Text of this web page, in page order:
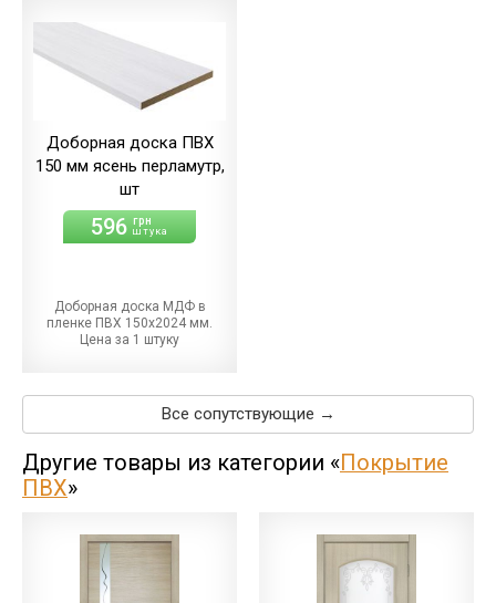
Доборная доска ПВХ
150 мм ясень перламутр,
шт
596 грн
штука
Доборная доска МДФ в
пленке ПВХ 150х2024 мм.
Цена за 1 штуку
Все сопутствующие →
Другие товары из категории «Покрытие
ПВХ»